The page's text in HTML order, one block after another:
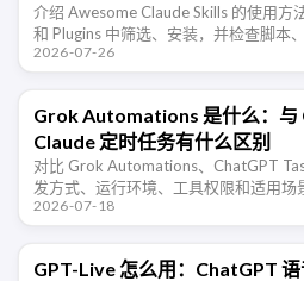
介绍 Awesome Claude Skills 的使用方
和 Plugins 中筛选、安装，并检查脚本
性。
2026-07-26
Grok Automations 是什么：与
Claude 定时任务有什么区别
对比 Grok Automations、ChatGPT
发方式、运行环境、工具权限和适用场
2026-07-18
GPT-Live 怎么用：ChatGPT